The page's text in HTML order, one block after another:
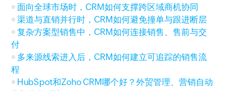
面向全球市场时，CRM如何支撑跨区域商机协同
渠道与直销并行时，CRM如何避免撞单与跟进断层
复杂方案型销售中，CRM如何连接销售、售前与交
付
多来源线索进入后，CRM如何建立可追踪的销售流
程
HubSpot和Zoho CRM哪个好？外贸管理、营销自动